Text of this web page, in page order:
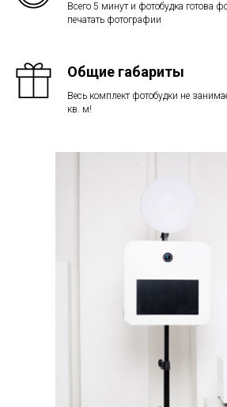
Всего 5 минут и фотобудка готова
печатать фотографии
Общие габариты
Весь комплект фотобудки не
кв. м!